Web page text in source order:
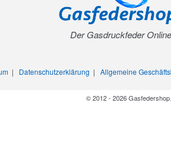
Der Gasdruckfeder
| Datenschutzerklärung | Allgemeine
© 2012 - 2026